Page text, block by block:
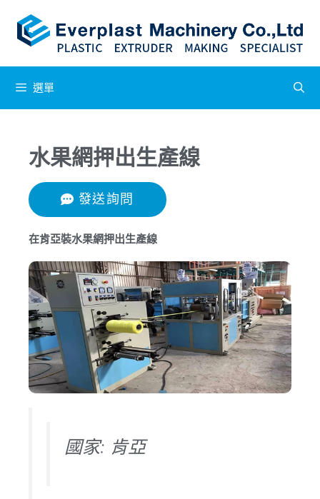
選單
水果網押出生產線
發送詢問
在肯亞裝水果網押出生產線
國家: 肯亞